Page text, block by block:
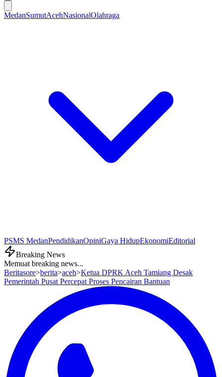
MedanSumutAcehNasionalOlahraga
PSMS MedanPendidikanOpiniGaya HidupEkonomiEditorial
Breaking News
Memuat breaking news...
Beritasore>berita>aceh>Ketua DPRK Aceh Tamiang Desak
Pemerintah Pusat Percepat Proses Pencairan Bantuan